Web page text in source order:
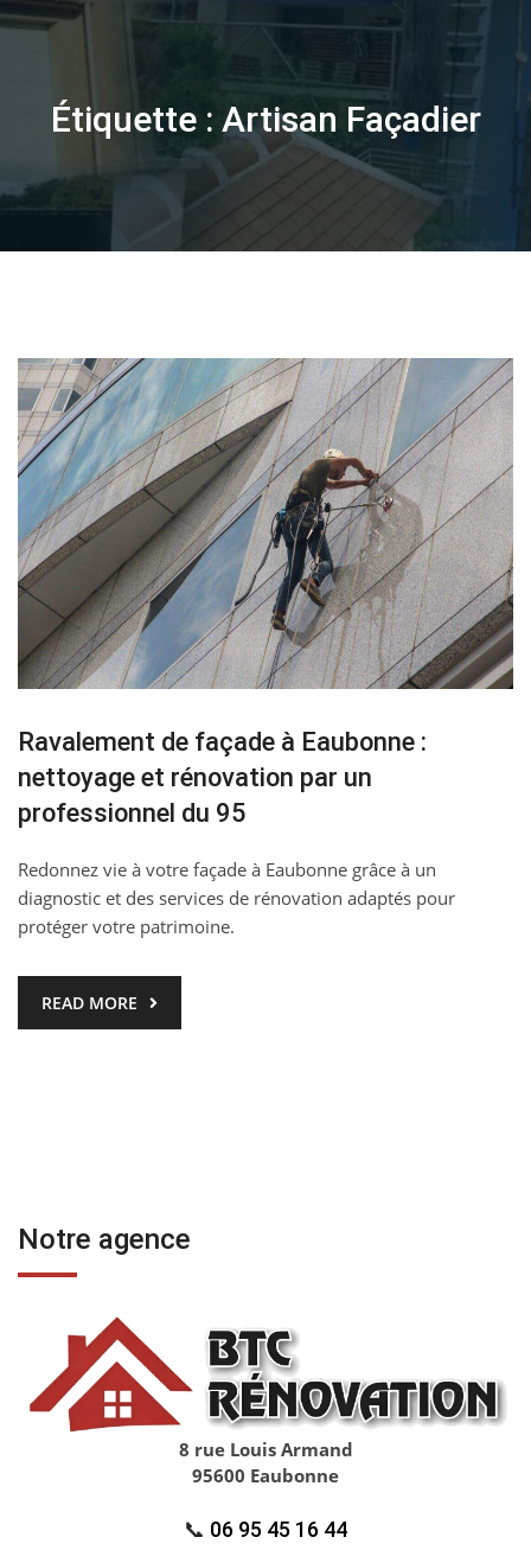
Skip
Étiquette : Artisan Façadier
Ravalement de façade à Eaubonne :
nettoyage et rénovation par un
professionnel du 95
Redonnez vie à votre façade à Eaubonne grâce à un
diagnostic et des services de rénovation adaptés pour
protéger votre patrimoine.
READ MORE
Notre agence
8 rue Louis Armand
95600 Eaubonne
📞 06 95 45 16 44